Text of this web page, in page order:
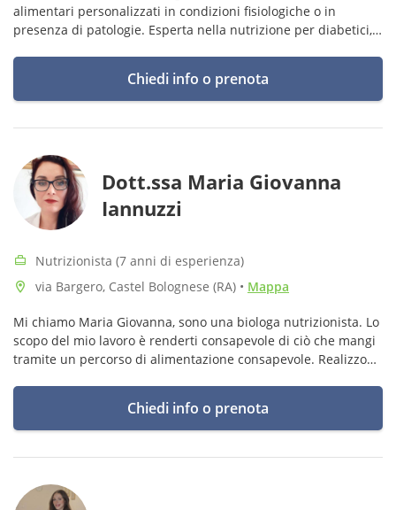
alimentari personalizzati in condizioni fisiologiche o in
presenza di patologie. Esperta nella nutrizione per diabetici,
Chiedi info o prenota
Dott.ssa Maria Giovanna
Iannuzzi
Nutrizionista (7 anni di esperienza)
via Bargero, Castel Bolognese (RA) • Mappa
Mi chiamo Maria Giovanna, sono una biologa nutrizionista. Lo
scopo del mio lavoro è renderti consapevole di ciò che mangi
tramite un percorso di alimentazione consapevole. Realizzo
Chiedi info o prenota